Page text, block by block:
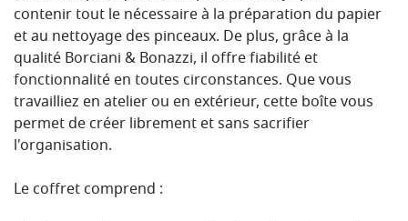
contenir tout le nécessaire à la préparation du papier
et au nettoyage des pinceaux. De plus, grâce à la
qualité Borciani & Bonazzi, il offre fiabilité et
fonctionnalité en toutes circonstances. Que vous
travailliez en atelier ou en extérieur, cette boîte vous
permet de créer librement et sans sacrifier
l'organisation.
Le coffret comprend :